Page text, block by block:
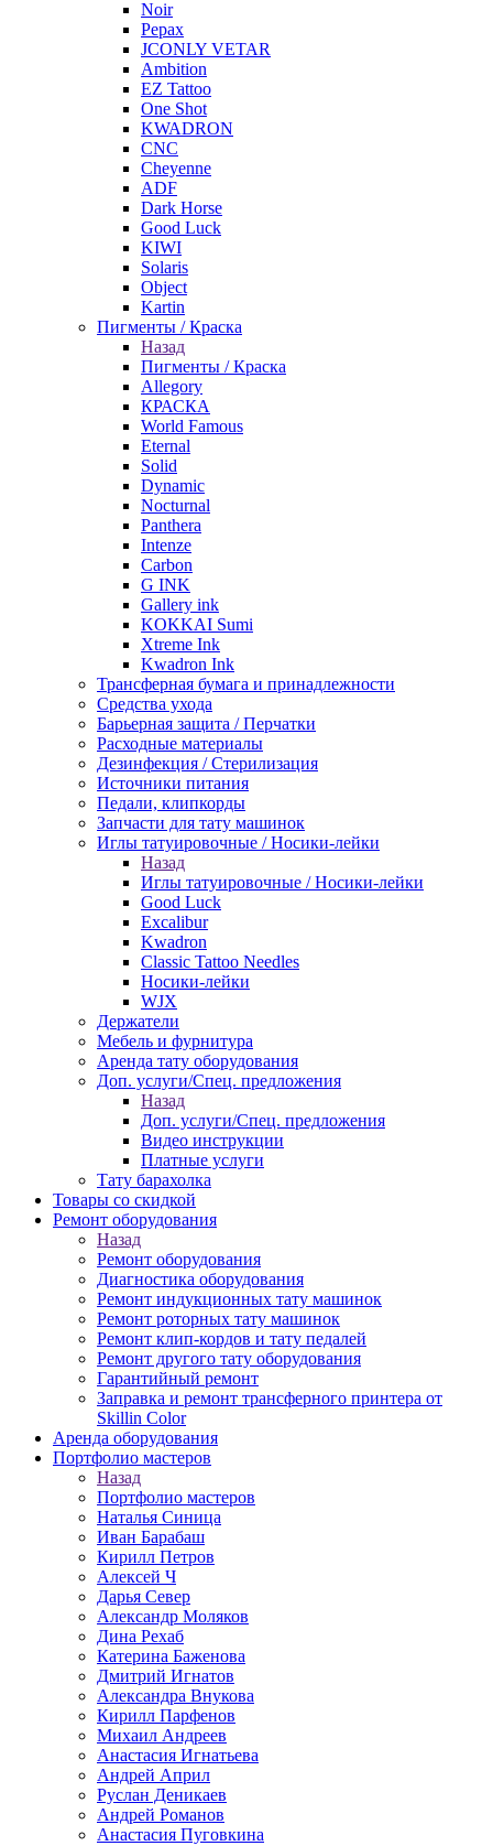
Noir
Pepax
JCONLY VETAR
Ambition
EZ Tattoo
One Shot
KWADRON
CNC
Cheyenne
ADF
Dark Horse
Good Luck
KIWI
Solaris
Object
Kartin
Пигменты / Краска
Назад
Пигменты / Краска
Allegory
КРАСКА
World Famous
Eternal
Solid
Dynamic
Nocturnal
Panthera
Intenze
Carbon
G INK
Gallery ink
KOKKAI Sumi
Xtreme Ink
Kwadron Ink
Трансферная бумага и принадлежности
Средства ухода
Барьерная защита / Перчатки
Расходные материалы
Дезинфекция / Стерилизация
Источники питания
Педали, клипкорды
Запчасти для тату машинок
Иглы татуировочные / Носики-лейки
Назад
Иглы татуировочные / Носики-лейки
Good Luck
Excalibur
Kwadron
Classic Tattoo Needles
Носики-лейки
WJX
Держатели
Мебель и фурнитура
Аренда тату оборудования
Доп. услуги/Спец. предложения
Назад
Доп. услуги/Спец. предложения
Видео инструкции
Платные услуги
Тату барахолка
Товары со скидкой
Ремонт оборудования
Назад
Ремонт оборудования
Диагностика оборудования
Ремонт индукционных тату машинок
Ремонт роторных тату машинок
Ремонт клип-кордов и тату педалей
Ремонт другого тату оборудования
Гарантийный ремонт
Заправка и ремонт трансферного принтера от
Skillin Color
Аренда оборудования
Портфолио мастеров
Назад
Портфолио мастеров
Наталья Синица
Иван Барабаш
Кирилл Петров
Алексей Ч
Дарья Север
Александр Моляков
Дина Рехаб
Катерина Баженова
Дмитрий Игнатов
Александра Внукова
Кирилл Парфенов
Михаил Андреев
Анастасия Игнатьева
Андрей Април
Руслан Деникаев
Андрей Романов
Анастасия Пуговкина